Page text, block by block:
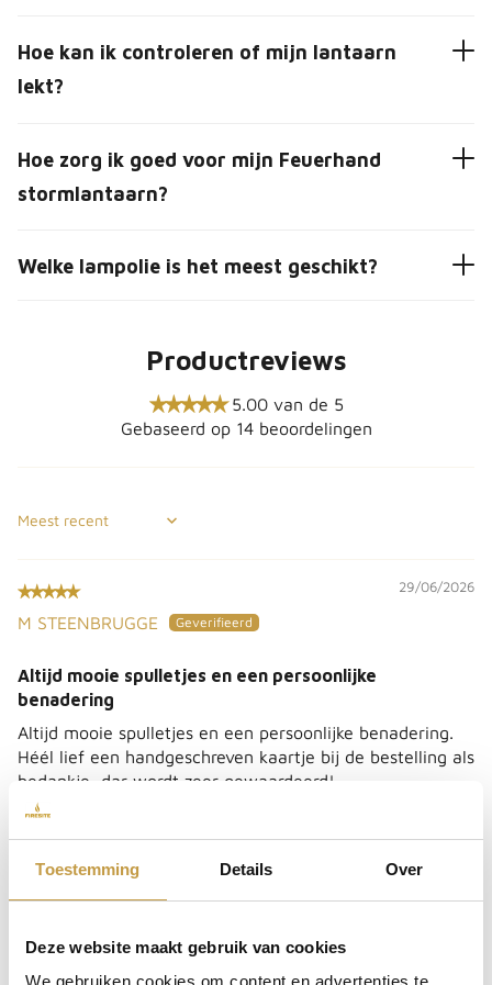
Toestemming Details Over
Deze website maakt gebruik van cookies
We gebruiken cookies om content en advertenties te
Hoe kan ik controleren of mijn lantaarn
lekt?
Hoe zorg ik goed voor mijn Feuerhand
stormlantaarn?
Welke lampolie is het meest geschikt?
Productreviews
5.00 van de 5
Gebaseerd op 14 beoordelingen
Sort by
29/06/2026
M STEENBRUGGE
Altijd mooie spulletjes en een persoonlijke
benadering
Altijd mooie spulletjes en een persoonlijke benadering.
Héél lief een handgeschreven kaartje bij de bestelling als
bedankje, dar wordt zeer gewaardeerd!
26/06/2026